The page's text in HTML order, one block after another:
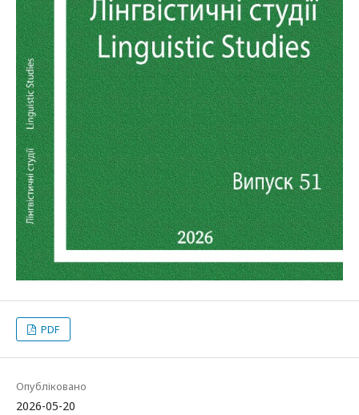
PDF
Опубліковано
2026-05-20